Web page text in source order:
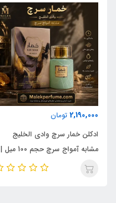
2,190,000 تومان
ادکلن خمار سرچ وادی الخلیج
مشابه آمواج سرچ حجم 100 میل |
KHUMAR Search Eau de